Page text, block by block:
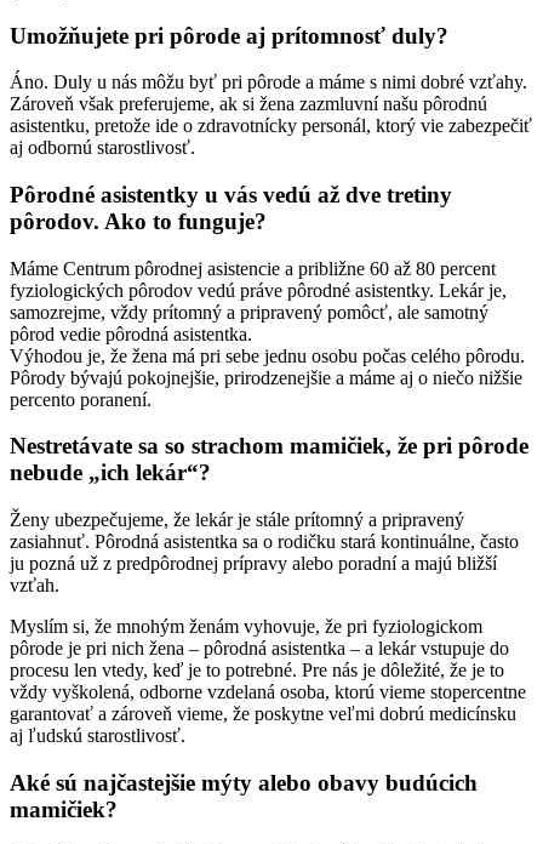
Umožňujete pri pôrode aj prítomnosť duly?
Áno. Duly u nás môžu byť pri pôrode a máme s nimi dobré vzťahy.
Zároveň však preferujeme, ak si žena zazmluvní našu pôrodnú
asistentku, pretože ide o zdravotnícky personál, ktorý vie zabezpečiť
aj odbornú starostlivosť.
Pôrodné asistentky u vás vedú až dve tretiny
pôrodov. Ako to funguje?
Máme Centrum pôrodnej asistencie a približne 60 až 80 percent
fyziologických pôrodov vedú práve pôrodné asistentky. Lekár je,
samozrejme, vždy prítomný a pripravený pomôcť, ale samotný
pôrod vedie pôrodná asistentka.
Výhodou je, že žena má pri sebe jednu osobu počas celého pôrodu.
Pôrody bývajú pokojnejšie, prirodzenejšie a máme aj o niečo nižšie
percento poranení.
Nestretávate sa so strachom mamičiek, že pri pôrode
nebude „ich lekár“?
Ženy ubezpečujeme, že lekár je stále prítomný a pripravený
zasiahnuť. Pôrodná asistentka sa o rodičku stará kontinuálne, často
ju pozná už z predpôrodnej prípravy alebo poradní a majú bližší
vzťah.
Myslím si, že mnohým ženám vyhovuje, že pri fyziologickom
pôrode je pri nich žena – pôrodná asistentka – a lekár vstupuje do
procesu len vtedy, keď je to potrebné. Pre nás je dôležité, že je to
vždy vyškolená, odborne vzdelaná osoba, ktorú vieme stopercentne
garantovať a zároveň vieme, že poskytne veľmi dobrú medicínsku
aj ľudskú starostlivosť.
Aké sú najčastejšie mýty alebo obavy budúcich
mamičiek?